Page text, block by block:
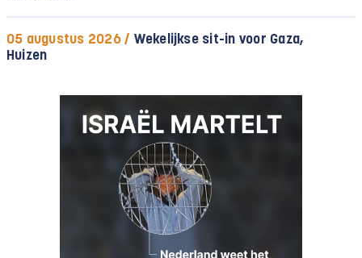
05 augustus 2026 / Wekelijkse sit-in voor Gaza,
Huizen